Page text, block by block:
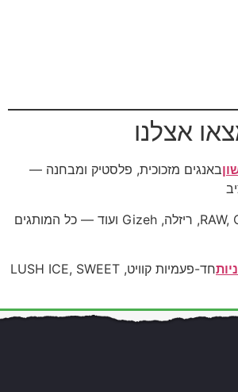
אצלנו
באנגים מזכוכית, פלסטיק ומבחנה —
RAW, OCB, ריזלה, Gizeh ועוד — כל המותגים
חד-פעמיות קוויט, LUSH ICE, SWEET